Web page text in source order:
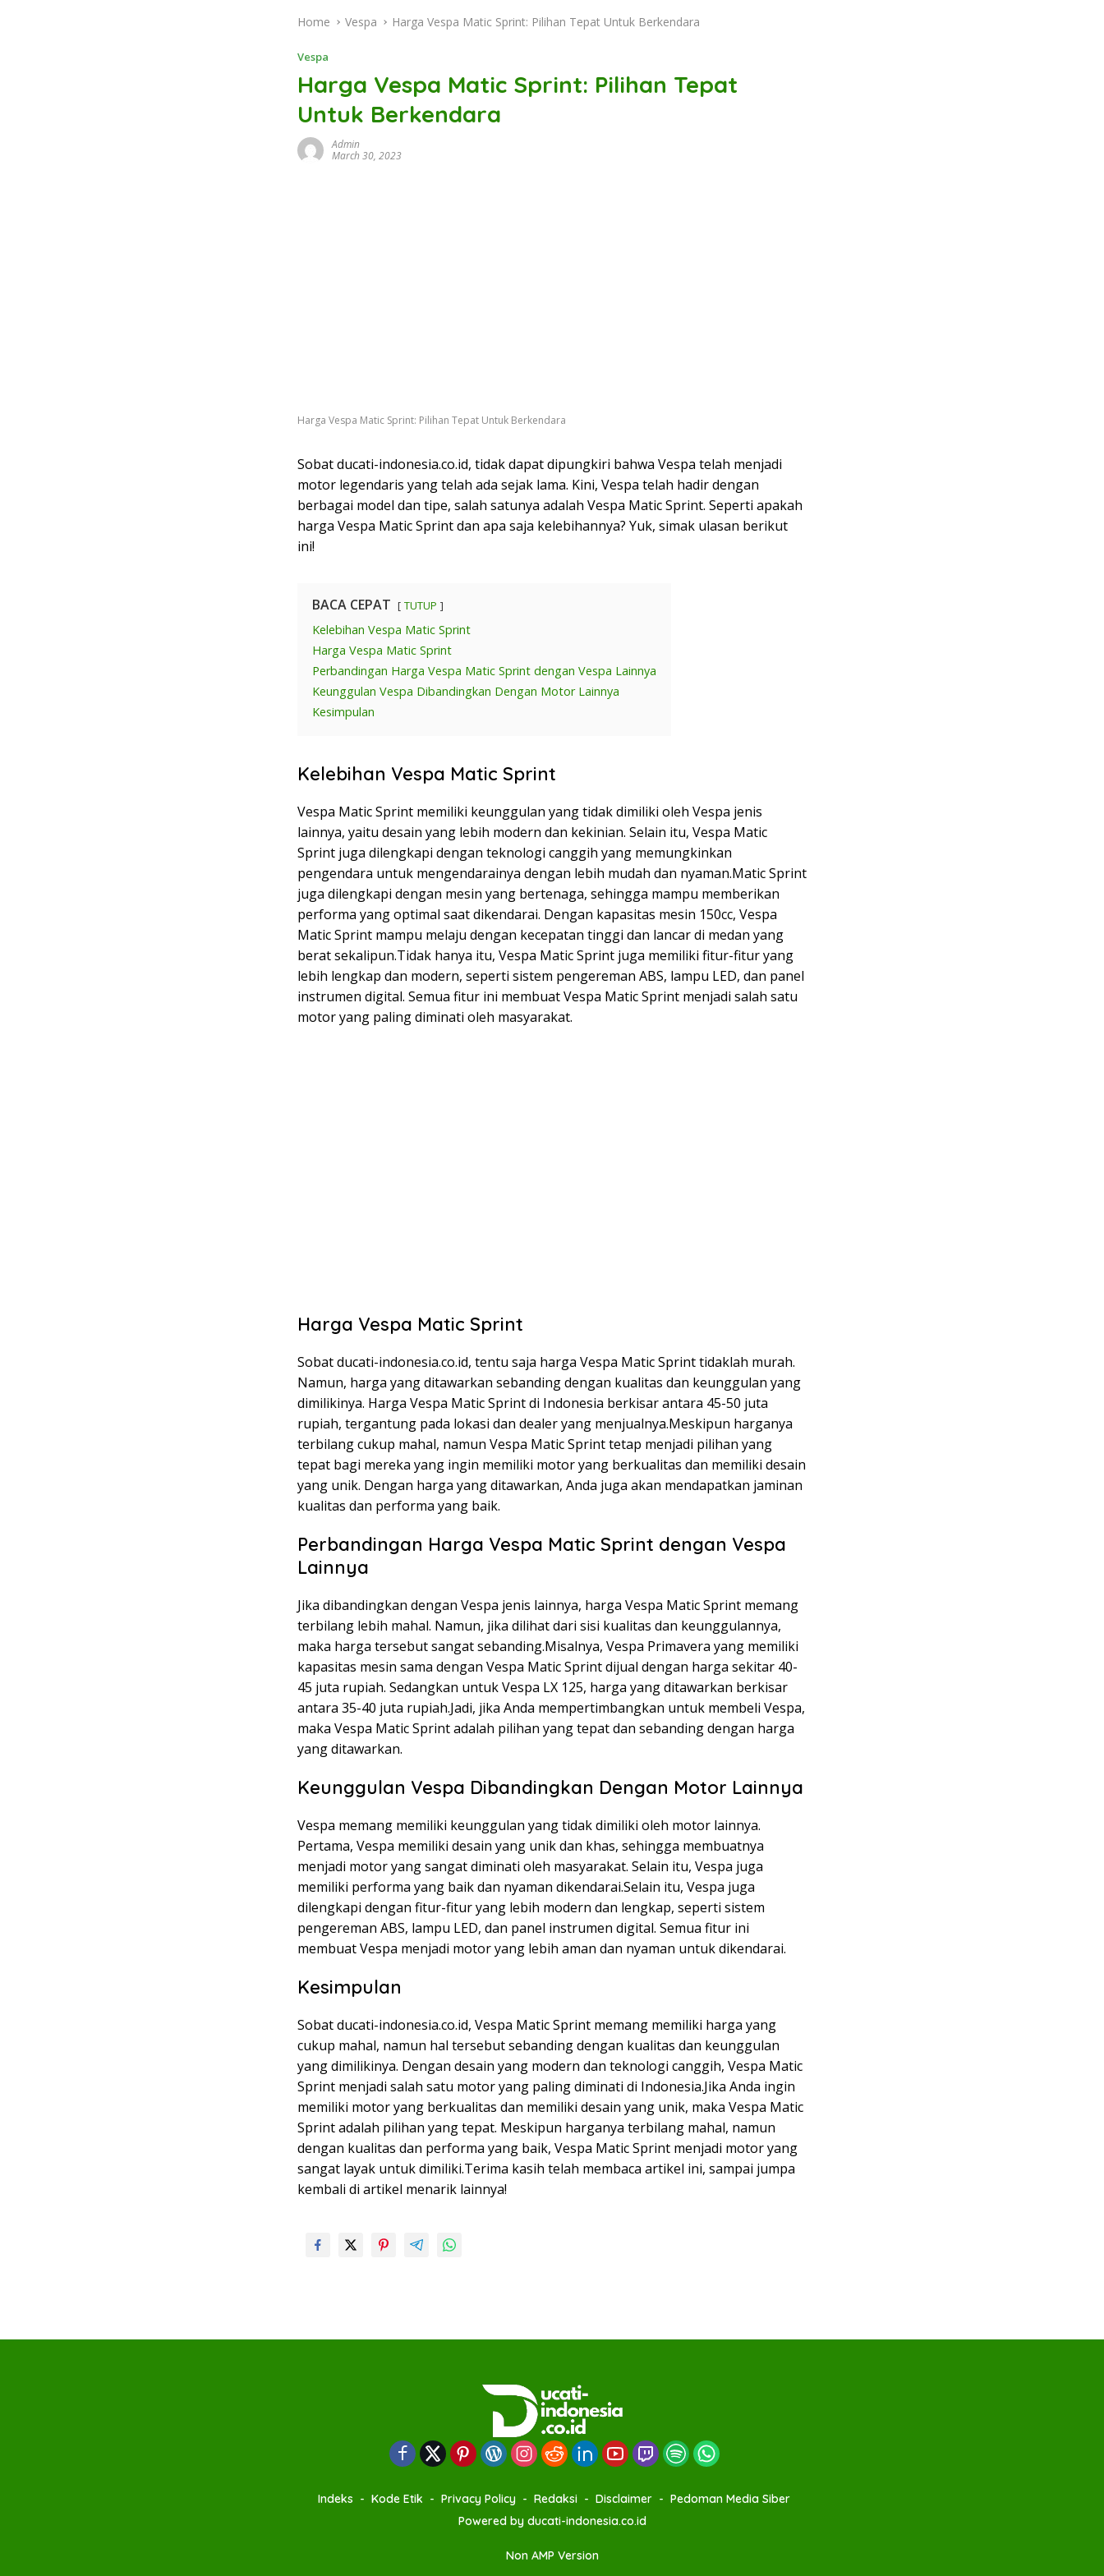
Home Vespa Harga Vespa Matic Sprint: Pilihan Tepat Untuk Berkendara
Vespa
Harga Vespa Matic Sprint: Pilihan Tepat
Untuk Berkendara
Admin
March 30, 2023
Harga Vespa Matic Sprint: Pilihan Tepat Untuk Berkendara
Sobat ducati-indonesia.co.id, tidak dapat dipungkiri bahwa Vespa telah menjadi
motor legendaris yang telah ada sejak lama. Kini, Vespa telah hadir dengan
berbagai model dan tipe, salah satunya adalah Vespa Matic Sprint. Seperti apakah
harga Vespa Matic Sprint dan apa saja kelebihannya? Yuk, simak ulasan berikut
ini!
BACA CEPAT TUTUP
Kelebihan Vespa Matic Sprint
Harga Vespa Matic Sprint
Perbandingan Harga Vespa Matic Sprint dengan Vespa Lainnya
Keunggulan Vespa Dibandingkan Dengan Motor Lainnya
Kesimpulan
Kelebihan Vespa Matic Sprint
Vespa Matic Sprint memiliki keunggulan yang tidak dimiliki oleh Vespa jenis
lainnya, yaitu desain yang lebih modern dan kekinian. Selain itu, Vespa Matic
Sprint juga dilengkapi dengan teknologi canggih yang memungkinkan
pengendara untuk mengendarainya dengan lebih mudah dan nyaman.Matic Sprint
juga dilengkapi dengan mesin yang bertenaga, sehingga mampu memberikan
performa yang optimal saat dikendarai. Dengan kapasitas mesin 150cc, Vespa
Matic Sprint mampu melaju dengan kecepatan tinggi dan lancar di medan yang
berat sekalipun.Tidak hanya itu, Vespa Matic Sprint juga memiliki fitur-fitur yang
lebih lengkap dan modern, seperti sistem pengereman ABS, lampu LED, dan panel
instrumen digital. Semua fitur ini membuat Vespa Matic Sprint menjadi salah satu
motor yang paling diminati oleh masyarakat.
Harga Vespa Matic Sprint
Sobat ducati-indonesia.co.id, tentu saja harga Vespa Matic Sprint tidaklah murah.
Namun, harga yang ditawarkan sebanding dengan kualitas dan keunggulan yang
dimilikinya. Harga Vespa Matic Sprint di Indonesia berkisar antara 45-50 juta
rupiah, tergantung pada lokasi dan dealer yang menjualnya.Meskipun harganya
terbilang cukup mahal, namun Vespa Matic Sprint tetap menjadi pilihan yang
tepat bagi mereka yang ingin memiliki motor yang berkualitas dan memiliki desain
yang unik. Dengan harga yang ditawarkan, Anda juga akan mendapatkan jaminan
kualitas dan performa yang baik.
Perbandingan Harga Vespa Matic Sprint dengan Vespa
Lainnya
Jika dibandingkan dengan Vespa jenis lainnya, harga Vespa Matic Sprint memang
terbilang lebih mahal. Namun, jika dilihat dari sisi kualitas dan keunggulannya,
maka harga tersebut sangat sebanding.Misalnya, Vespa Primavera yang memiliki
kapasitas mesin sama dengan Vespa Matic Sprint dijual dengan harga sekitar 40-
45 juta rupiah. Sedangkan untuk Vespa LX 125, harga yang ditawarkan berkisar
antara 35-40 juta rupiah.Jadi, jika Anda mempertimbangkan untuk membeli Vespa,
maka Vespa Matic Sprint adalah pilihan yang tepat dan sebanding dengan harga
yang ditawarkan.
Keunggulan Vespa Dibandingkan Dengan Motor Lainnya
Vespa memang memiliki keunggulan yang tidak dimiliki oleh motor lainnya.
Pertama, Vespa memiliki desain yang unik dan khas, sehingga membuatnya
menjadi motor yang sangat diminati oleh masyarakat. Selain itu, Vespa juga
memiliki performa yang baik dan nyaman dikendarai.Selain itu, Vespa juga
dilengkapi dengan fitur-fitur yang lebih modern dan lengkap, seperti sistem
pengereman ABS, lampu LED, dan panel instrumen digital. Semua fitur ini
membuat Vespa menjadi motor yang lebih aman dan nyaman untuk dikendarai.
Kesimpulan
Sobat ducati-indonesia.co.id, Vespa Matic Sprint memang memiliki harga yang
cukup mahal, namun hal tersebut sebanding dengan kualitas dan keunggulan
yang dimilikinya. Dengan desain yang modern dan teknologi canggih, Vespa Matic
Sprint menjadi salah satu motor yang paling diminati di Indonesia.Jika Anda ingin
memiliki motor yang berkualitas dan memiliki desain yang unik, maka Vespa Matic
Sprint adalah pilihan yang tepat. Meskipun harganya terbilang mahal, namun
dengan kualitas dan performa yang baik, Vespa Matic Sprint menjadi motor yang
sangat layak untuk dimiliki.Terima kasih telah membaca artikel ini, sampai jumpa
kembali di artikel menarik lainnya!
Indeks Kode Etik Privacy Policy Redaksi Disclaimer
Pedoman Media Siber
Powered by ducati-indonesia.co.id
Non AMP Version